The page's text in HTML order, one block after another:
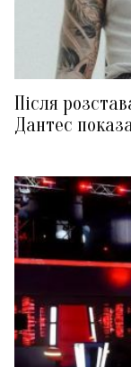
Після
Дантес